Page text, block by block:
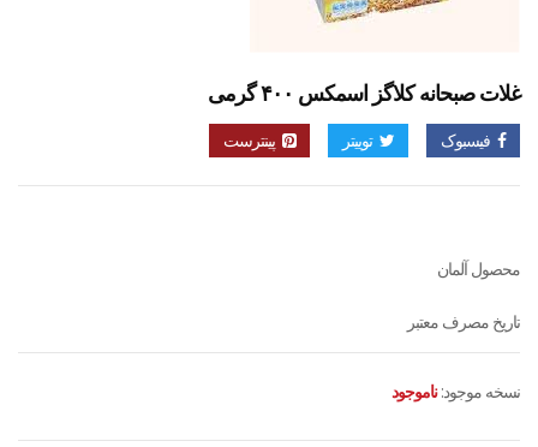
غلات صبحانه کلاگز اسمکس ۴۰۰ گرمی
فیسبوک توییتر پینترست
محصول آلمان
تاریخ مصرف معتبر
نسخه موجود: ناموجود